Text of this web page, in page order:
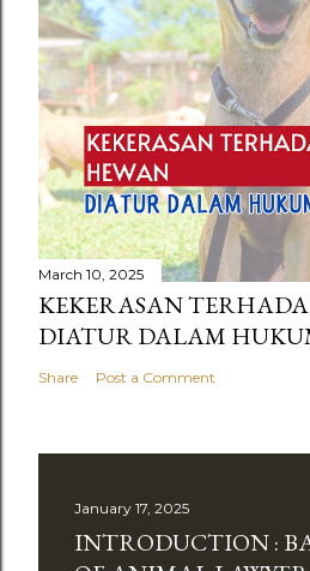
March 10, 2025
KEKERASAN
DIATUR DALAM
Share Post a Comment
January 17, 2025
INTRODUCTION :